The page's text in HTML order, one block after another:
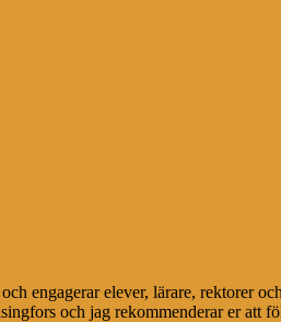
engagerar elever, lärare, rektorer
och jag rekommenderar er att